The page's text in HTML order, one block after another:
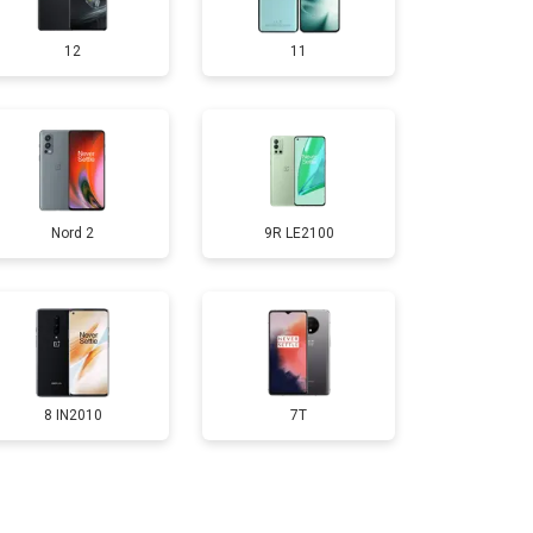
950 ₽ Заказать
1750 ₽ Заказать
3200 ₽ Заказать
1400 ₽ Заказать
12 11
Nord 2 9R LE2100
8 IN2010 7T